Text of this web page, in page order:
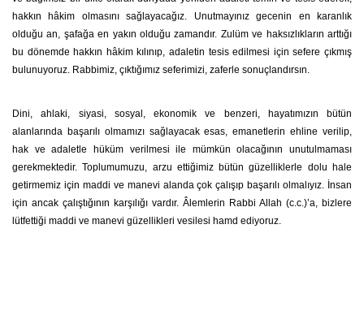
hakkın hâkim olmasını sağlayacağız. Unutmayınız gecenin en karanlık
olduğu an, şafağa en yakın olduğu zamandır. Zulüm ve haksızlıkların arttığı
bu dönemde hakkın hâkim kılınıp, adaletin tesis edilmesi için sefere çıkmış
bulunuyoruz. Rabbimiz, çıktığımız seferimizi, zaferle sonuçlandırsın.
Dini, ahlaki, siyasi, sosyal, ekonomik ve benzeri, hayatımızın bütün
alanlarında başarılı olmamızı sağlayacak esas, emanetlerin ehline verilip,
hak ve adaletle hüküm verilmesi ile mümkün olacağının unutulmaması
gerekmektedir. Toplumumuzu, arzu ettiğimiz bütün güzelliklerle dolu hale
getirmemiz için maddi ve manevi alanda çok çalışıp başarılı olmalıyız. İnsan
için ancak çalıştığının karşılığı vardır. Âlemlerin Rabbi Allah (c.c.)’a, bizlere
lütfettiği maddi ve manevi güzellikleri vesilesi hamd ediyoruz.